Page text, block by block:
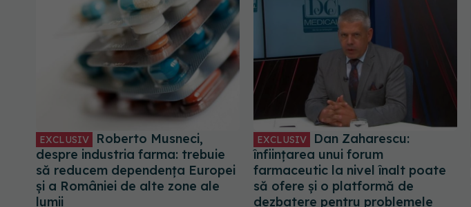
EXCLUSIV
Roberto Musneci,
despre industria farma: trebuie
să reducem dependența Europei
și a României de alte zone ale
lumii
EXCLUSIV
Dan Zaharescu:
înființarea unui forum
farmaceutic la nivel înalt poate
să ofere și o platformă de
dezbatere pentru problemele